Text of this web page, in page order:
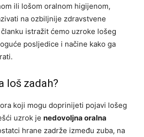
ili lošom oralnom higijenom,
na ozbiljnije zdravstvene
istražit ćemo uzroke lošeg
posljedice i načine kako ga
loš zadah?
koji mogu doprinijeti pojavi lošeg
uzrok je nedovoljna oralna
hrane zadrže između zuba, na